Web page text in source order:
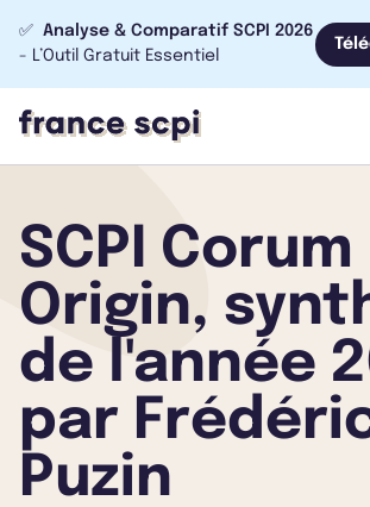
✅ Analyse & Comparatif SCPI 2026
- L’Outil Gratuit Essentiel
SCPI Corum
Origin,
de l'année
par
Puzin